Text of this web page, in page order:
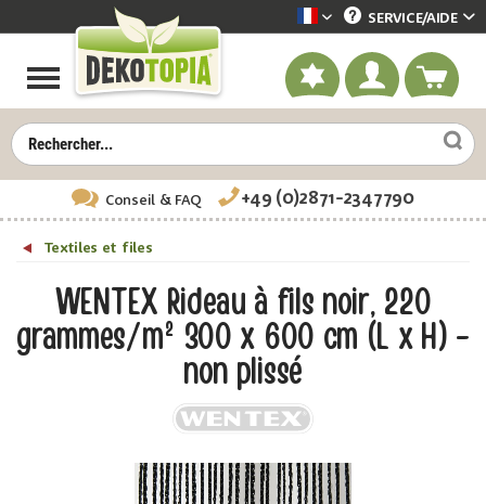
Dekotopia französisch
SERVICE/AIDE
Conseil& FAQ +49 (0)2871-2347790
Textiles et files
WENTEX Rideau à fils noir, 220
grammes/m² 300 x 600 cm (L x H) -
non plissé